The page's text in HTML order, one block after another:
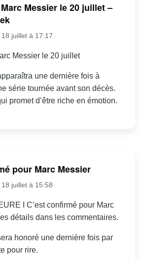
Messier le 20 juillet –
juillet à 17:17
Messier le 20 juillet
une dernière fois à
série tournée avant son décès.
promet d’être riche en émotion.
pour Marc Messier
juillet à 15:58
I C’est confirmé pour Marc
détails dans les commentaires.
honoré une dernière fois par
pour rire.